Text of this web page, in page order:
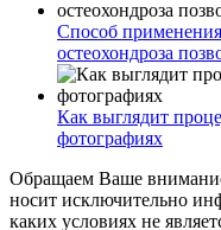
Способ
остеохондроза
Как выглядит
фотографиях
Обращаем Ваше
носит исключительно
каких условиях не